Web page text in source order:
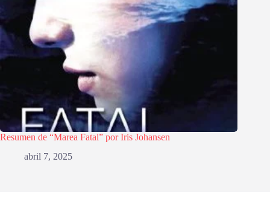
Resumen de “Marea Fatal” por Iris Johansen
abril 7, 2025